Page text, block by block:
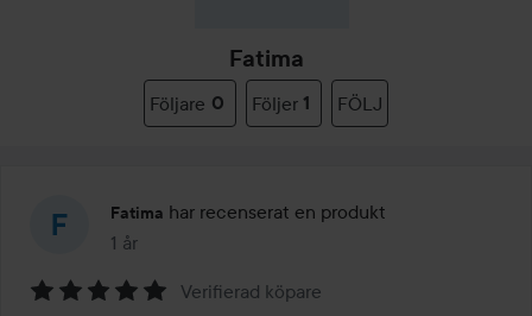
Fatima
Följare 0 Följer 1 FÖLJ
Fatima har recenserat en produkt
1 år
Inlägget skapades 1 år
Verifierad köpare